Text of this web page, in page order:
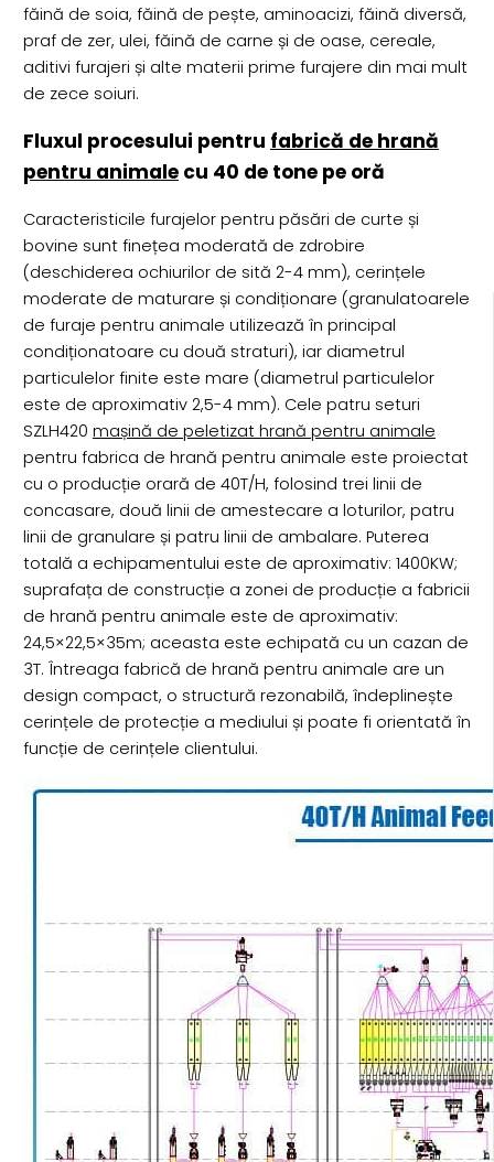
făină de soia, făină de pește, aminoacizi, făină diversă,
praf de zer, ulei, făină de carne și de oase, cereale,
aditivi furajeri și alte materii prime furajere din mai mult
de zece soiuri.
Fluxul procesului pentru fabrică de hrană
pentru animalecu 40 de tone pe oră
Caracteristicile furajelor pentru păsări de curte și
bovine sunt finețea moderată de zdrobire
(deschiderea ochiurilor de sită 2-4 mm), cerințele
moderate de maturare și condiționare (granulatoarele
de furaje pentru animale utilizează în principal
condiționatoare cu două straturi), iar diametrul
particulelor finite este mare (diametrul particulelor
este de aproximativ 2,5-4 mm). Cele patru seturi
SZLH420 mașină de peletizat hrană pentru animale
pentru fabrica de hrană pentru animale este proiectat
cu o producție orară de 40T/H, folosind trei linii de
concasare, două linii de amestecare a loturilor, patru
linii de granulare și patru linii de ambalare. Puterea
totală a echipamentului este de aproximativ: 1400KW;
suprafața de construcție a zonei de producție a fabricii
de hrană pentru animale este de aproximativ:
24,5×22,5×35m; aceasta este echipată cu un cazan de
3T. Întreaga fabrică de hrană pentru animale are un
design compact, o structură rezonabilă, îndeplinește
cerințele de protecție a mediului și poate fi orientată în
funcție de cerințele clientului.